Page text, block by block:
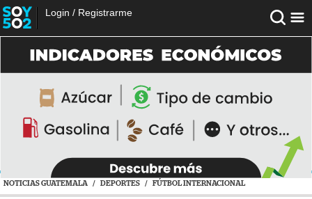
Login / Registrarme
NOTICIAS GUATEMALA / DEPORTES / FÚTBOL INTERNACIONAL